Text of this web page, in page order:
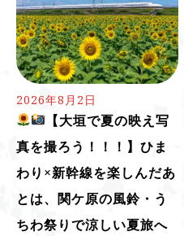
2026年8月2日
【大垣で夏の映え写
真を撮ろう！！！】ひま
わり×新幹線を楽しんだあ
とは、関ケ原の風鈴・う
ちわ祭りで涼しい夏旅へ